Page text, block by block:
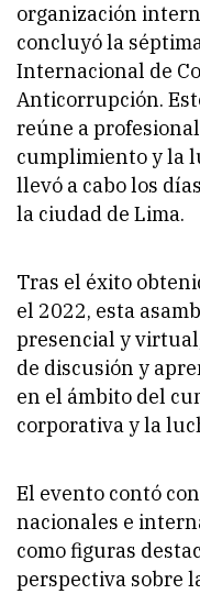
organización
concluyó la
Internacional de
Anticorrupción.
reúne a
cumplimiento y la
llevó a cabo los
la ciudad de Lima.
Tras el éxito
el 2022, esta
presencial y
de discusión y
en el ámbito del
corporativa y la
El evento contó
nacionales e
como figuras
perspectiva sobre